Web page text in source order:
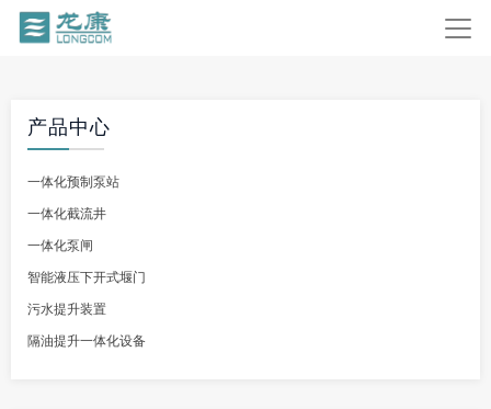
产品中心
一体化预制泵站
一体化截流井
一体化泵闸
智能液压下开式堰门
污水提升装置
隔油提升一体化设备